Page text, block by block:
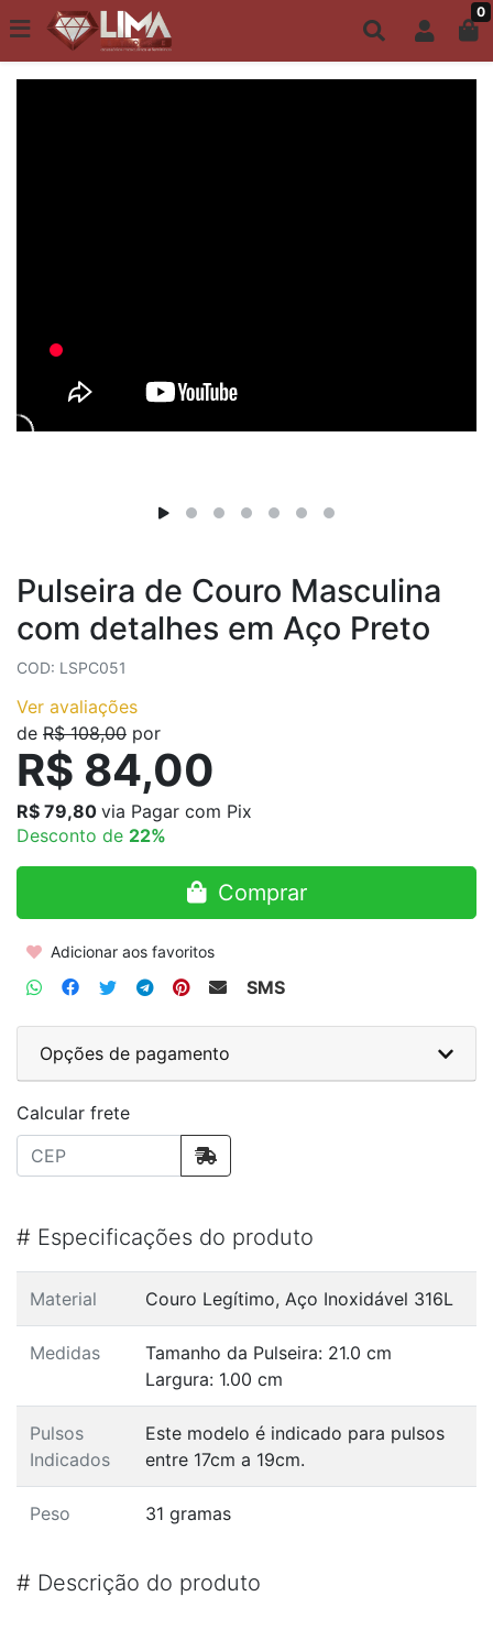
Todo site até 6X s/ juros | Frete Grátis a partir de R$149,00 0
ACESSÓRIOS MASCULINOS
Pulseira de Couro Masculina
com detalhes em Aço Preto
COD: LSPC051
Ver avaliações
de R$ 108,00 por
R$ 84,00
R$ 79,80 via Pagar com Pix
Desconto de 22%
Comprar
Adicionar aos favoritos
SMS
Opções de pagamento
Calcular frete
# Especificações do produto
Material Couro Legítimo, Aço Inoxidável 316L
Medidas
Tamanho da Pulseira: 21.0 cm
Largura: 1.00 cm
Pulsos
Indicados
Este modelo é indicado para pulsos
entre 17cm a 19cm.
Peso 31 gramas
# Descrição do produto